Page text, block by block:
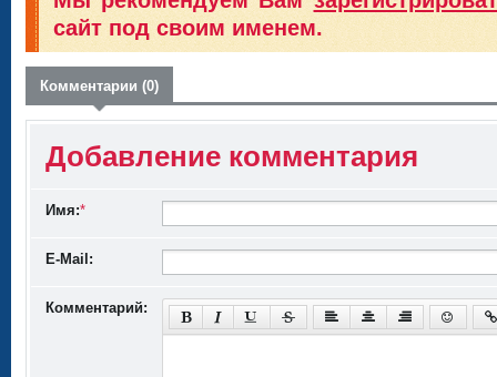
сайт под своим именем.
Комментарии (0)
Добавление комментария
Имя:*
E-Mail:
Комментарий: